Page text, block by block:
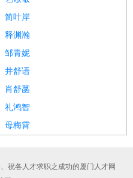
简叶岸
释渊瀚
邹青妮
井舒语
肖舒菡
礼鸿智
母梅霄
祝各人才求职之成功的厦门人才网